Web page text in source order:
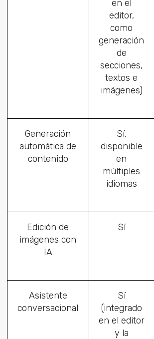
en el
editor,
como
generación
de
secciones,
textos e
imágenes)
Generación
automática de
contenido
Sí,
disponible
en
múltiples
idiomas
Edición de
imágenes con
IA
Sí
Asistente
conversacional
Sí
(integrado
en el editor
y la